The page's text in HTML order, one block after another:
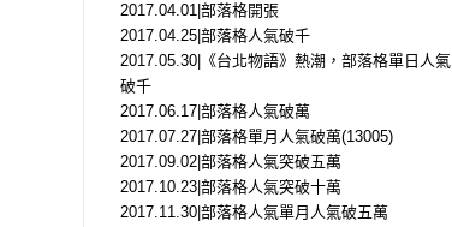
2017.04.01|部落格開張
2017.04.25|部落格人氣破千
2017.05.30|《台北物語》熱潮，部落格單日人氣
破千
2017.06.17|部落格人氣破萬
2017.07.27|部落格單月人氣破萬(13005)
2017.09.02|部落格人氣突破五萬
2017.10.23|部落格人氣突破十萬
2017.11.30|部落格人氣單月人氣破五萬